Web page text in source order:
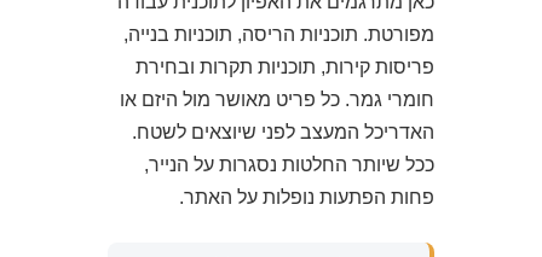
מפורטת. תוכניות הריסה, תוכניות בנייה,
פריסות קירות, תוכניות תקרות ובחירת
חומרי גמר. כל פריט מאושר מול היזם או
האדריכל המעצב לפני שיוצאים לשטח.
ככל שיותר החלטות נסגרות על הנייר,
פחות הפתעות נופלות על האתר.